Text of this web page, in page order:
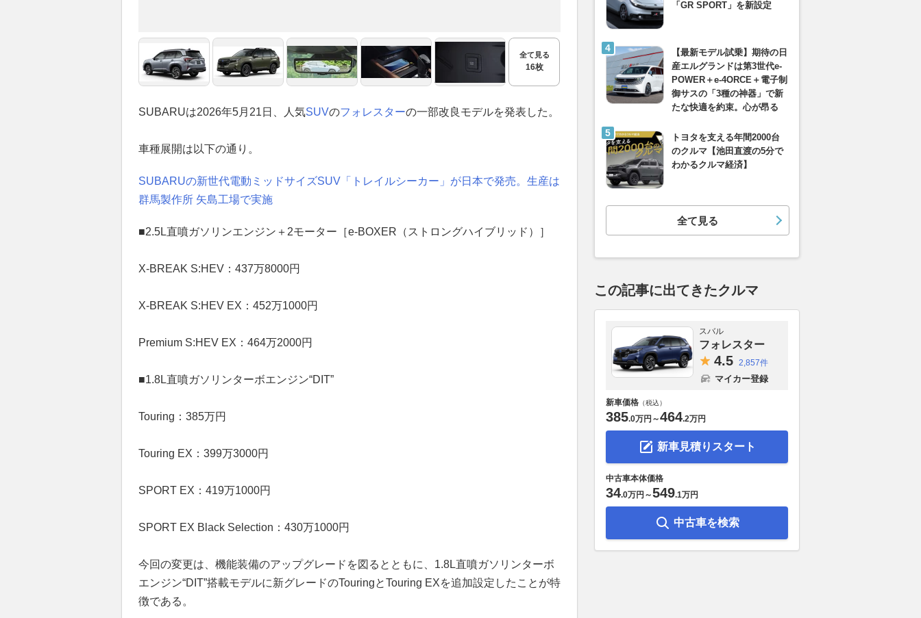
全て見る
16枚
SUBARUは2026年5月21日、人気SUVのフォレスターの一部改良モデルを発表した。
車種展開は以下の通り。
SUBARUの新世代電動ミッドサイズSUV「トレイルシーカー」が日本で発売。生産は
群馬製作所 矢島工場で実施
■2.5L直噴ガソリンエンジン＋2モーター［e-BOXER（ストロングハイブリッド）］
X-BREAK S:HEV：437万8000円
X-BREAK S:HEV EX：452万1000円
Premium S:HEV EX：464万2000円
■1.8L直噴ガソリンターボエンジン“DIT”
Touring：385万円
Touring EX：399万3000円
SPORT EX：419万1000円
SPORT EX Black Selection：430万1000円
今回の変更は、機能装備のアップグレードを図るとともに、1.8L直噴ガソリンターボ
エンジン“DIT”搭載モデルに新グレードのTouringとTouring EXを追加設定したことが特
徴である。
「GR SPORT」を新設定
【最新モデル試乗】期待の日
産エルグランドは第3世代e-
POWER＋e-4ORCE＋電子制
御サスの「3種の神器」で新
たな快適を約束。心が昂る
トヨタを支える年間2000台
のクルマ【池田直渡の5分で
わかるクルマ経済】
全て見る
この記事に出てきたクルマ
スバル
フォレスター
4.5 2,857件
マイカー登録
新車価格 （税込）
385.0万円 ～464.2万円
新車見積りスタート
中古車本体価格
34.0万円 ～549.1万円
中古車を検索